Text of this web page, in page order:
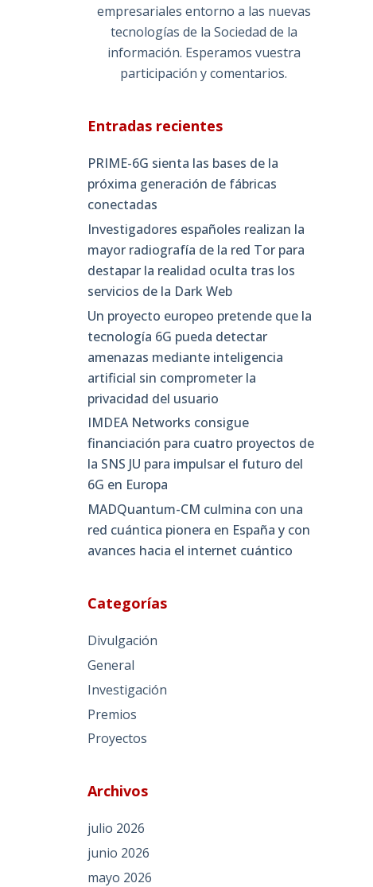
empresariales entorno a las nuevas
tecnologías de la Sociedad de la
información. Esperamos vuestra
participación y comentarios.
Entradas recientes
PRIME-6G sienta las bases de la
próxima generación de fábricas
conectadas
Investigadores españoles realizan la
mayor radiografía de la red Tor para
destapar la realidad oculta tras los
servicios de la Dark Web
Un proyecto europeo pretende que la
tecnología 6G pueda detectar
amenazas mediante inteligencia
artificial sin comprometer la
privacidad del usuario
IMDEA Networks consigue
financiación para cuatro proyectos de
la SNS JU para impulsar el futuro del
6G en Europa
MADQuantum-CM culmina con una
red cuántica pionera en España y con
avances hacia el internet cuántico
Categorías
Divulgación
General
Investigación
Premios
Proyectos
Archivos
julio 2026
junio 2026
mayo 2026